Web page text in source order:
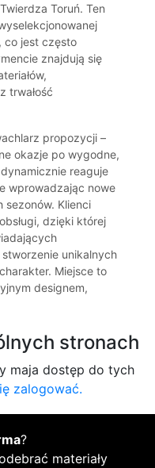
Toruń. Ten
co jest często
znajdują się
trwałość
propozycji –
okazje po wygodne,
reaguje
wprowadzając nowe
sezonów. Klienci
dzięki której
unikalnych
Miejsce to
designem,
stronach
maja dostęp do tych
zalogować.
?
materiały